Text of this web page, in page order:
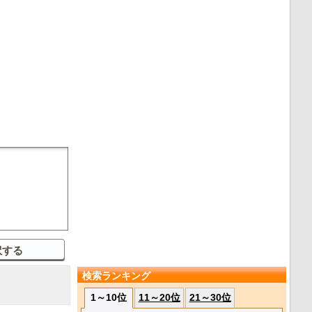
検索ランキング
1～10位
11～20位 21～30位